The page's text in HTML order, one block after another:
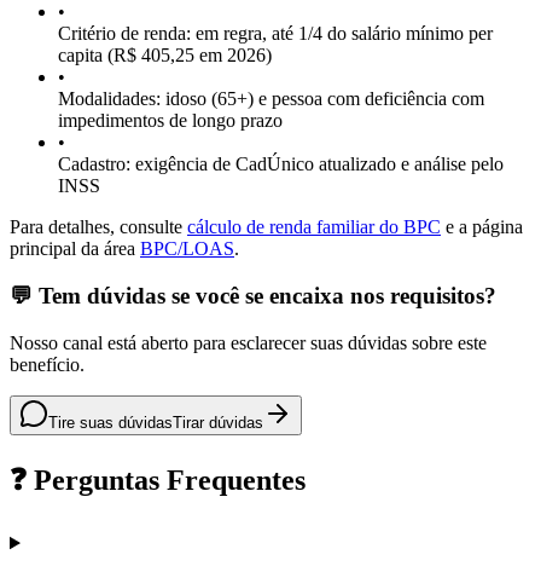
•
Critério de renda: em regra, até 1/4 do salário mínimo per
capita (R$ 405,25 em 2026)
•
Modalidades: idoso (65+) e pessoa com deficiência com
impedimentos de longo prazo
•
Cadastro: exigência de CadÚnico atualizado e análise pelo
INSS
Para detalhes, consulte cálculo de renda familiar do BPC e a página
principal da área BPC/LOAS.
💬 Tem dúvidas se você se encaixa nos requisitos?
Nosso canal está aberto para esclarecer suas dúvidas sobre este
benefício.
Tire suas dúvidasTirar dúvidas
❓ Perguntas Frequentes